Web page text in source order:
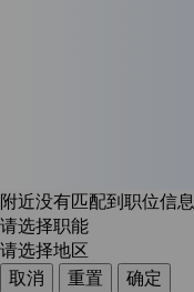
附近没有匹配到职位信息
请选择职能
请选择地区
取消
重置
确定